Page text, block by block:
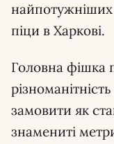
найпотужніших
піци в Харкові.
Головна фішка
замовити як
знамениті